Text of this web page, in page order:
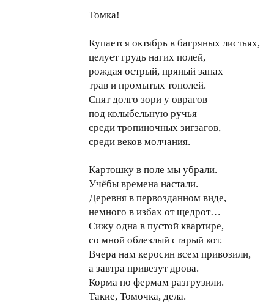
Томка!
Купается октябрь в багряных листьях,
целует грудь нагих полей,
рождая острый, пряный запах
трав и промытых тополей.
Спят долго зори у оврагов
под колыбельную ручья
среди тропиночных зигзагов,
среди веков молчания.
Картошку в поле мы убрали.
Учёбы времена настали.
Деревня в первозданном виде,
немного в избах от щедрот…
Сижу одна в пустой квартире,
со мной облезлый старый кот.
Вчера нам керосин всем привозили,
а завтра привезут дрова.
Корма по фермам разгрузили.
Такие, Томочка, дела.